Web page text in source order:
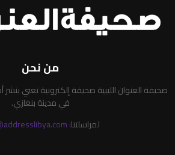
من نحن
في مدينة بنغازي.
لمراسلتنا: